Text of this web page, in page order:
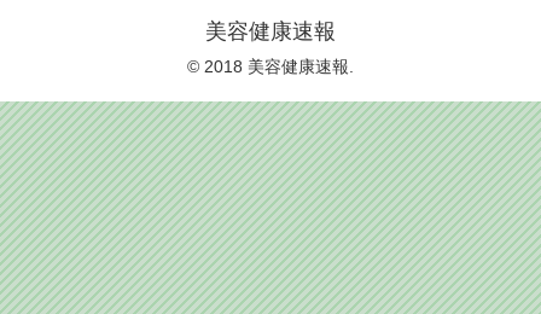
美容健康速報
© 2018 美容健康速報.